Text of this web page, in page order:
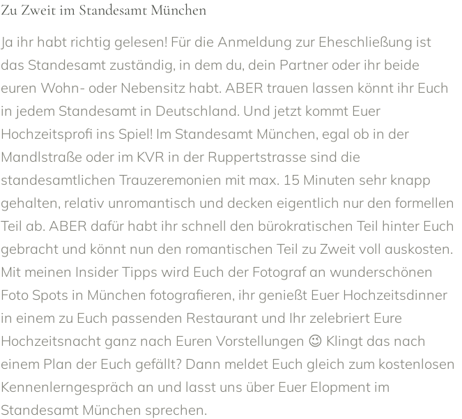
Zu Zweit im Standesamt München
Ja ihr habt richtig gelesen! Für die Anmeldung zur Eheschließung ist
das Standesamt zuständig, in dem du, dein Partner oder ihr beide
euren Wohn- oder Nebensitz habt. ABER trauen lassen könnt ihr Euch
in jedem Standesamt in Deutschland. Und jetzt kommt Euer
Hochzeitsprofi ins Spiel! Im Standesamt München, egal ob in der
Mandlstraße oder im KVR in der Ruppertstrasse sind die
standesamtlichen Trauzeremonien mit max. 15 Minuten sehr knapp
gehalten, relativ unromantisch und decken eigentlich nur den formellen
Teil ab. ABER dafür habt ihr schnell den bürokratischen Teil hinter Euch
gebracht und könnt nun den romantischen Teil zu Zweit voll auskosten.
Mit meinen Insider Tipps wird Euch der Fotograf an wunderschönen
Foto Spots in München fotografieren, ihr genießt Euer Hochzeitsdinner
in einem zu Euch passenden Restaurant und Ihr zelebriert Eure
Hochzeitsnacht ganz nach Euren Vorstellungen 😉 Klingt das nach
einem Plan der Euch gefällt? Dann meldet Euch gleich zum kostenlosen
Kennenlerngespräch an und lasst uns über Euer Elopment im
Standesamt München sprechen.